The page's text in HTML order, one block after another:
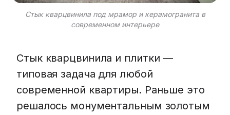
Стык кварцвинила под мрамор и керамогранита в
современном интерьере
Стык кварцвинила и плитки —
типовая задача для любой
современной квартиры. Раньше это
решалось монументальным золотым